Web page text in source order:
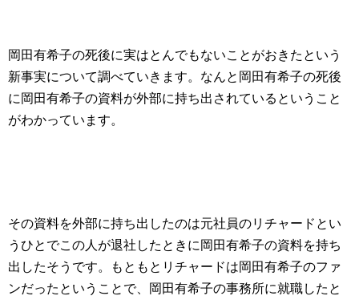
岡田有希子の死後に実はとんでもないことがおきたという
新事実について調べていきます。なんと岡田有希子の死後
に岡田有希子の資料が外部に持ち出されているということ
がわかっています。
その資料を外部に持ち出したのは元社員のリチャードとい
うひとでこの人が退社したときに岡田有希子の資料を持ち
出したそうです。もともとリチャードは岡田有希子のファ
ンだったということで、岡田有希子の事務所に就職したと